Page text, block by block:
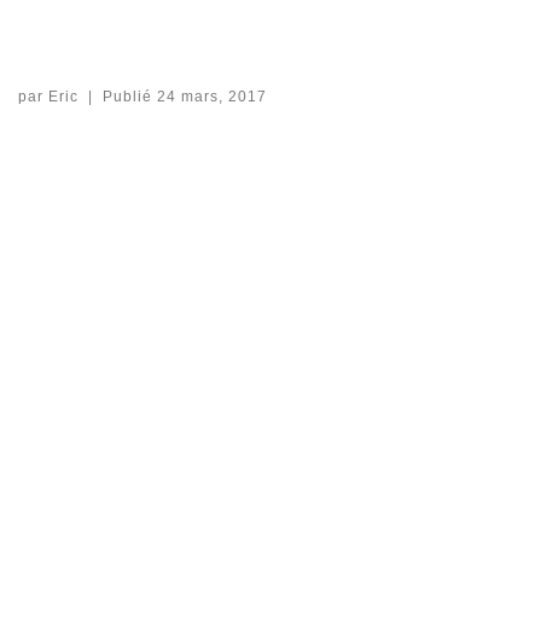
par Eric Publié 24 mars, 2017